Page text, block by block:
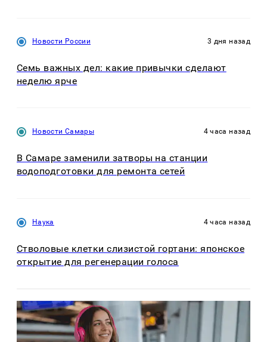
Новости России 3 дня назад
Семь важных дел: какие привычки сделают
неделю ярче
Новости Самары 4 часа назад
В Самаре заменили затворы на станции
водоподготовки для ремонта сетей
Наука 4 часа назад
Стволовые клетки слизистой гортани: японское
открытие для регенерации голоса